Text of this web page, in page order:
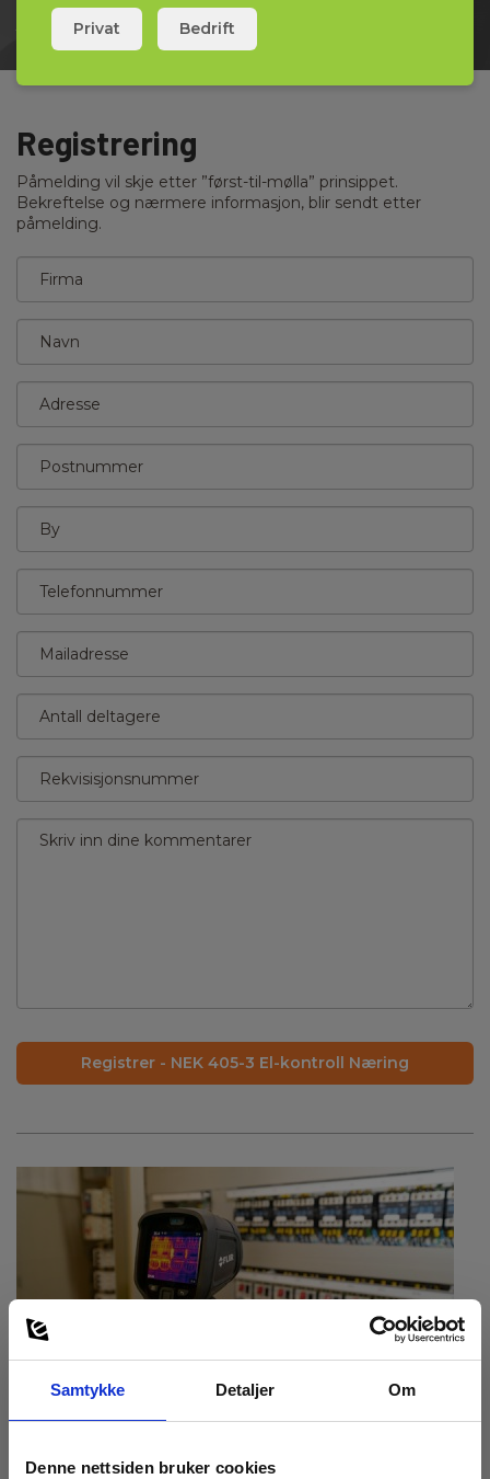
Samtykke Detaljer Om
Denne nettsiden bruker cookies
Joacim Rylander – Teknisk Sjef
Registrering
Påmelding vil skje etter ”først-til-mølla” prinsippet.
Bekreftelse og nærmere informasjon, blir sendt etter
påmelding.
NEK 405-2-3 Avhending Bolig
Privat Bedrift